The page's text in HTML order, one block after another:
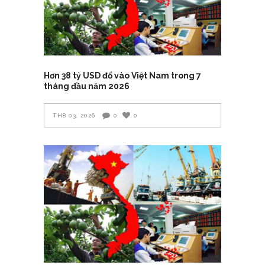
Hơn 38 tỷ USD đổ vào Việt Nam trong 7
tháng đầu năm 2026
TH8 03, 2026 0 0